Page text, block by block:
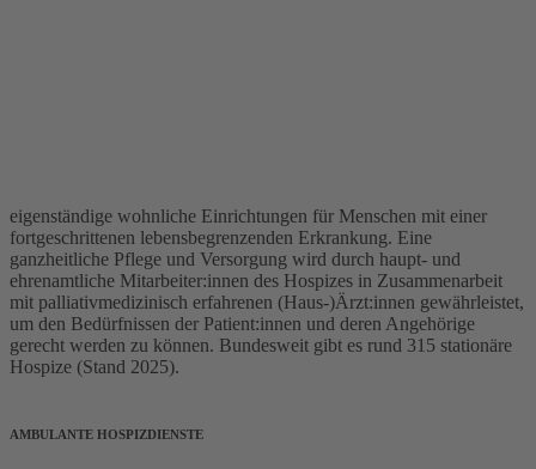
eigenständige wohnliche Einrichtungen für Menschen mit einer
fortgeschrittenen lebensbegrenzenden Erkrankung. Eine
ganzheitliche Pflege und Versorgung wird durch haupt- und
ehrenamtliche Mitarbeiter:innen des Hospizes in Zusammenarbeit
mit palliativmedizinisch erfahrenen (Haus-)Ärzt:innen gewährleistet,
um den Bedürfnissen der Patient:innen und deren Angehörige
gerecht werden zu können. Bundesweit gibt es rund 315 stationäre
Hospize (Stand 2025).
AMBULANTE HOSPIZDIENSTE